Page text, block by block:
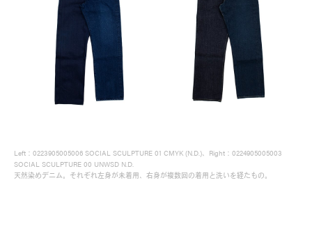
Left：0223905005006 SOCIAL SCULPTURE 01 CMYK (N.D.)、Right：0224905005003
SOCIAL SCULPTURE 00 UNWSD N.D.
天然染めデニム。それぞれ左身が未着用、右身が複数回の着用と洗いを経たもの。